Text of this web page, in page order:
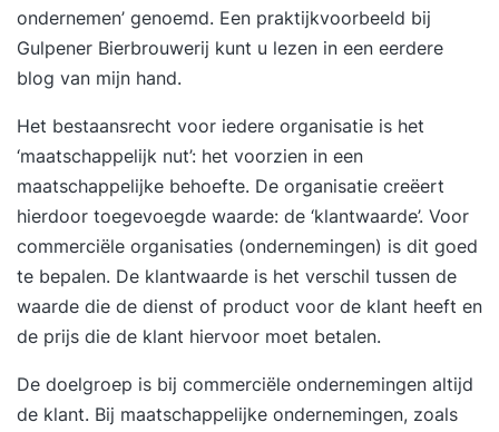
ondernemen’ genoemd. Een praktijkvoorbeeld bij
Gulpener Bierbrouwerij kunt u lezen in een eerdere
blog van mijn hand.
Het bestaansrecht voor iedere organisatie is het
‘maatschappelijk nut’: het voorzien in een
maatschappelijke behoefte. De organisatie creëert
hierdoor toegevoegde waarde: de ‘klantwaarde’. Voor
commerciële organisaties (ondernemingen) is dit goed
te bepalen. De klantwaarde is het verschil tussen de
waarde die de dienst of product voor de klant heeft en
de prijs die de klant hiervoor moet betalen.
De doelgroep is bij commerciële ondernemingen altijd
de klant. Bij maatschappelijke ondernemingen, zoals